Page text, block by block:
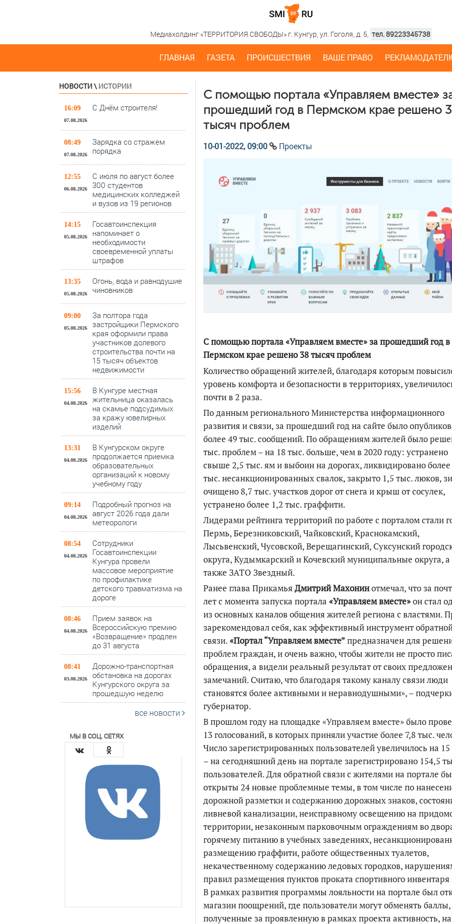
Медиахолдинг «ТЕРРИТОРИЯ СВОБОДЫ» г. Кунгур, ул. Гоголя, д. 5, тел. 89223345738
ГЛАВНАЯ ГАЗЕТА ПРОИСШЕСТВИЯ ВАШЕ ПРАВО
НОВОСТИ\ ИСТОРИИ
16:09
07.08.2026
С Днём строителя!
08:49
07.08.2026
Зарядка со стражем
порядка
12:55
06.08.2026
С июля по август более
300 студентов
медицинских колледжей
и вузов из 19 регионов
14:15
05.08.2026
Госавтоинспекция
напоминает о
необходимости
своевременной уплаты
штрафов
13:35
05.08.2026
Огонь, вода и равнодушие
чиновников
09:00
05.08.2026
За полтора года
застройщики Пермского
края оформили права
участников долевого
строительства почти на
15 тысяч объектов
недвижимости
15:56
04.08.2026
В Кунгуре местная
жительница оказалась
на скамье подсудимых
за кражу ювелирных
изделий
13:31
04.08.2026
В Кунгурском округе
продолжается приемка
образовательных
организаций к новому
учебному году
09:14
04.08.2026
Подробный прогноз на
август 2026 года дали
метеорологи
08:54
04.08.2026
Сотрудники
Госавтоинспекции
Кунгура провели
массовое мероприятие
по профилактике
детского травматизма на
дороге
08:46
04.08.2026
Прием заявок на
Всероссийскую премию
«Возвращение» продлен
до 31 августа
08:41
03.08.2026
Дорожно-транспортная
обстановка на дорогах
Кунгурского округа за
прошедшую неделю
все новости
МЫ В СОЦ. СЕТЯХ
С помощью портала «Управляем вместе»
прошедший год в Пермском крае решено
тысяч проблем
10-01-2022, 09:00 Проекты
С помощью портала «Управляем вместе» за прошедший год в
Пермском крае решено 38 тысяч проблем
Количество обращений жителей, благодаря которым
уровень комфорта и безопасности в территориях,
почти в 2 раза.
По данным регионального Министерства информационного
развития и связи, за прошедший год на сайте было
более 49 тыс. сообщений. По обращениям жителей было
тыс. проблем – на 18 тыс. больше, чем в 2020 году: устранено
свыше 2,5 тыс. ям и выбоин на дорогах, ликвидировано более
тыс. несанкционированных свалок, закрыто 1,5 тыс. люков,
очищено 8,7 тыс. участков дорог от снега и крыш от сосулек,
устранено более 1,2 тыс. граффити.
Лидерами рейтинга территорий по работе с порталом стали
Пермь, Березниковский, Чайковский, Краснокамский,
Лысьвенский, Чусовской, Верещагинский, Суксунский
округа, Кудымкарский и Кочевский муниципальные округа, а
также ЗАТО Звездный.
Ранее глава ПрикамьяДмитрий Махонинотмечал, что за
лет с момента запуска портала «Управляем вместе»он стал
из основных каналов общения жителей региона с властями.
зарекомендовал себя, как эффективный инструмент
связи.«Портал “Управляем вместе”предназначен для
проблем граждан, и очень важно, чтобы жители не просто
обращения, а видели реальный результат от своих
замечаний. Считаю, что благодаря такому каналу связи люди
становятся более активными и неравнодушными», –
губернатор.
В прошлом году на площадке «Управляем вместе» было
13 голосований, в которых приняли участие более 7,8 тыс.
Число зарегистрированных пользователей увеличилось на
– на сегодняшний день на портале зарегистрировано 154,5
пользователей. Для обратной связи с жителями на портале
открыты 24 новые проблемные темы, в том числе по
дорожной разметки и содержанию дорожных знаков,
ливневой канализации, неисправному освещению на
территории, незаконным парковочным ограждениям во
горячему питанию в учебных заведениях,
размещению граффити, работе общественных туалетов,
некачественному содержанию ледовых городков,
правил размещения пунктов проката спортивного инвентаря
В рамках развития программы лояльности на портале был
магазин поощрений, где пользователи могут обменять баллы,
полученные за проявленную в рамках проекта активность, на
По итогам первой